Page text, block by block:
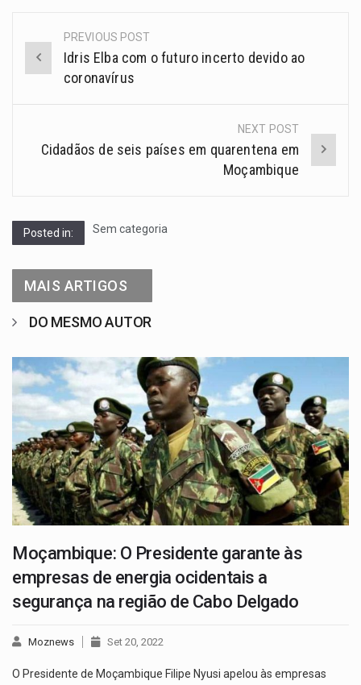
PREVIOUS POST
Idris Elba com o futuro incerto devido ao
coronavírus
NEXT POST
Cidadãos de seis países em quarentena em
Moçambique
Posted in: Sem categoria
MAIS ARTIGOS
DO MESMO AUTOR
Moçambique: O Presidente garante às
empresas de energia ocidentais a
segurança na região de Cabo Delgado
Moznews Set 20, 2022
O Presidente de Moçambique Filipe Nyusi apelou às empresas